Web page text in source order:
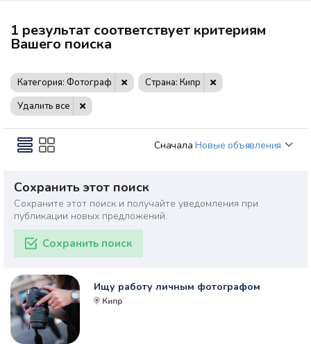
1 результат соответствует критериям
Вашего поиска
Категория: Фотограф
Страна: Кипр
Удалить все
Сначала Новые объявления
Сохранить этот поиск
Сохраните этот поиск и получайте уведомления при
публикации новых предложений.
Сохранить поиск
Ищу работу личным фотографом
Кипр